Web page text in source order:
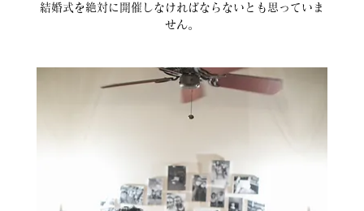
結婚式を絶対に開催しなければならないとも思っていま
せん。